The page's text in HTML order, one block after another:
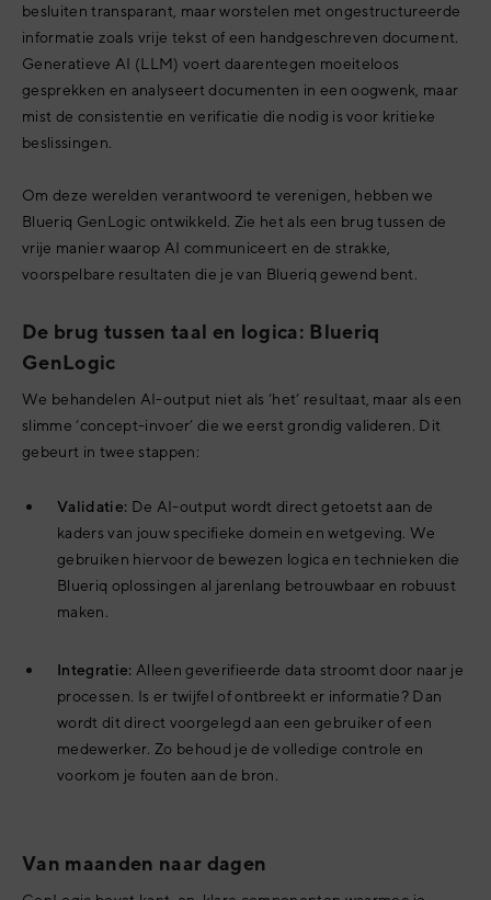
besluiten transparant, maar worstelen met ongestructureerde
informatie zoals vrije tekst of een handgeschreven document.
Generatieve AI (LLM) voert daarentegen moeiteloos
gesprekken en analyseert documenten in een oogwenk, maar
mist de consistentie en verificatie die nodig is voor kritieke
beslissingen.
Om deze werelden verantwoord te verenigen, hebben we
Blueriq GenLogic ontwikkeld. Zie het als een brug tussen de
vrije manier waarop AI communiceert en de strakke,
voorspelbare resultaten die je van Blueriq gewend bent.
De brug tussen taal en logica: Blueriq
GenLogic
We behandelen AI-output niet als ‘het’ resultaat, maar als een
slimme ‘concept-invoer’ die we eerst grondig valideren. Dit
gebeurt in twee stappen:
Validatie: De AI-output wordt direct getoetst aan de
kaders van jouw specifieke domein en wetgeving. We
gebruiken hiervoor de bewezen logica en technieken die
Blueriq oplossingen al jarenlang betrouwbaar en robuust
maken.
Integratie: Alleen geverifieerde data stroomt door naar je
processen. Is er twijfel of ontbreekt er informatie? Dan
wordt dit direct voorgelegd aan een gebruiker of een
medewerker. Zo behoud je de volledige controle en
voorkom je fouten aan de bron.
Van maanden naar dagen